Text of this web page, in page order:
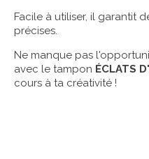
Facile à utiliser, il garantit
précises.
Ne manque pas
avec le tampon ÉCLATS
cours à ta créativité !